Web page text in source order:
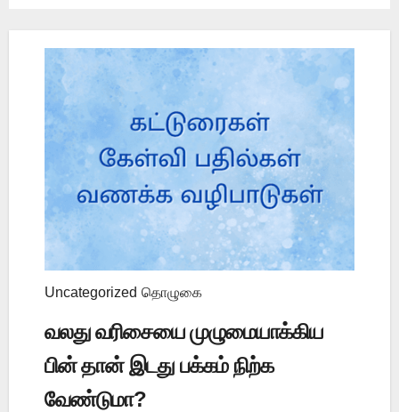
Uncategorized தொழுகை
வலது வரிசையை முழுமையாக்கிய
பின் தான் இடது பக்கம் நிற்க
வேண்டுமா?